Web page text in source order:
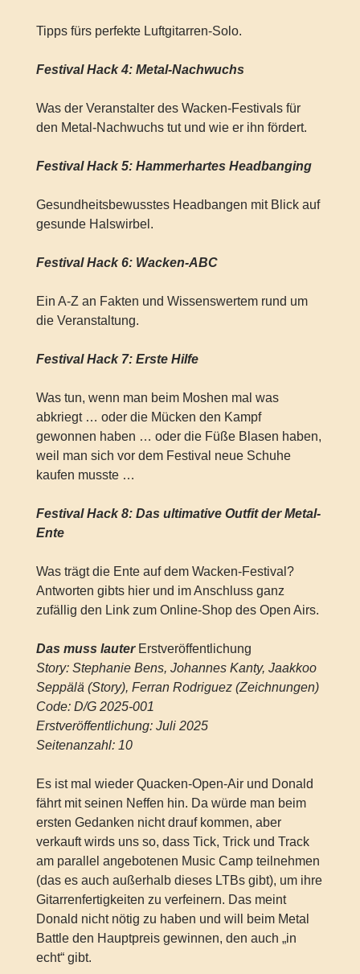
Tipps fürs perfekte Luftgitarren-Solo.
Festival Hack 4: Metal-Nachwuchs
Was der Veranstalter des Wacken-Festivals für
den Metal-Nachwuchs tut und wie er ihn fördert.
Festival Hack 5: Hammerhartes Headbanging
Gesundheitsbewusstes Headbangen mit Blick auf
gesunde Halswirbel.
Festival Hack 6: Wacken-ABC
Ein A-Z an Fakten und Wissenswertem rund um
die Veranstaltung.
Festival Hack 7: Erste Hilfe
Was tun, wenn man beim Moshen mal was
abkriegt … oder die Mücken den Kampf
gewonnen haben … oder die Füße Blasen haben,
weil man sich vor dem Festival neue Schuhe
kaufen musste …
Festival Hack 8: Das ultimative Outfit der Metal-
Ente
Was trägt die Ente auf dem Wacken-Festival?
Antworten gibts hier und im Anschluss ganz
zufällig den Link zum Online-Shop des Open Airs.
Das muss lauterErstveröffentlichung
Story: Stephanie Bens, Johannes Kanty, Jaakkoo
Seppälä (Story), Ferran Rodriguez (Zeichnungen)
Code: D/G 2025-001
Erstveröffentlichung: Juli 2025
Seitenanzahl: 10
Es ist mal wieder Quacken-Open-Air und Donald
fährt mit seinen Neffen hin. Da würde man beim
ersten Gedanken nicht drauf kommen, aber
verkauft wirds uns so, dass Tick, Trick und Track
am parallel angebotenen Music Camp teilnehmen
(das es auch außerhalb dieses LTBs gibt), um ihre
Gitarrenfertigkeiten zu verfeinern. Das meint
Donald nicht nötig zu haben und will beim Metal
Battle den Hauptpreis gewinnen, den auch „in
echt“ gibt.